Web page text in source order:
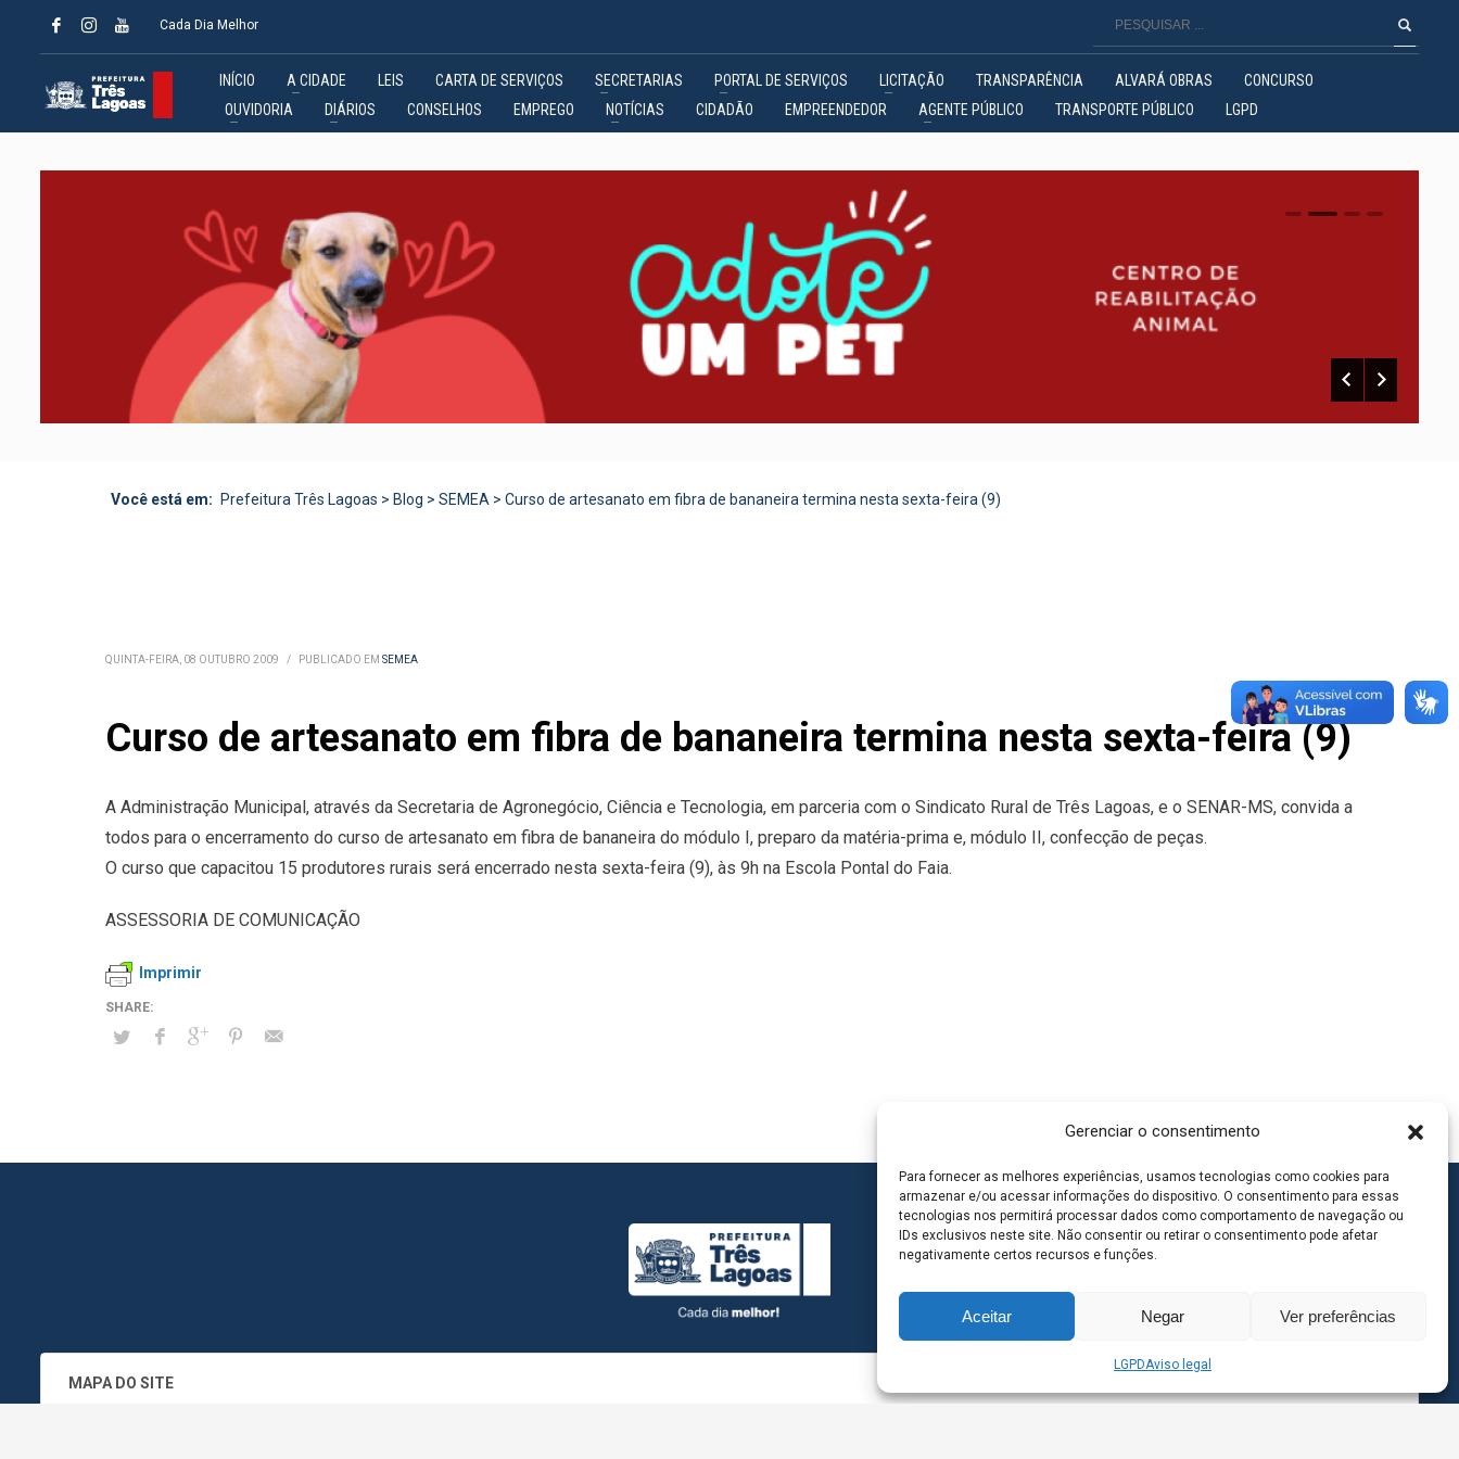
Gerenciar o consentimento
Para fornecer as melhores experiências, usamos tecnologias como cookies para
armazenar e/ou acessar informações do dispositivo. O consentimento para essas
tecnologias nos permitirá processar dados como comportamento de navegação ou
IDs exclusivos neste site. Não consentir ou retirar o consentimento pode afetar
negativamente certos recursos e funções.
Aceitar Negar Ver preferências
LGPDAviso legal
Cada Dia Melhor
INÍCIO A CIDADE LEIS CARTA DE SERVIÇOS SECRETARIAS PORTAL DE SERVIÇOS LICITAÇÃO TRANSPARÊNCIA ALVARÁ OBRAS
CONCURSO
OUVIDORIA
DIÁRIOS CONSELHOS EMPREGO NOTÍCIAS CIDADÃO EMPREENDEDOR AGENTE PÚBLICO TRANSPORTE PÚBLICO LGPD
0 1 2
Você está em: Prefeitura Três Lagoas > Blog > SEMEA > Curso de artesanato em fibra de bananeira termina nesta sexta-feira (9)
QUINTA-FEIRA, 08 OUTUBRO 2009 / PUBLICADO EM SEMEA
Curso de artesanato em fibra de bananeira termina nesta sexta-feira (9)
A Administração Municipal, através da Secretaria de Agronegócio, Ciência e Tecnologia, em parceria com o Sindicato Rural de Três Lagoas, e o SENAR-MS, convida a
todos para o encerramento do curso de artesanato em fibra de bananeira do módulo I, preparo da matéria-prima e, módulo II, confecção de peças.
O curso que capacitou 15 produtores rurais será encerrado nesta sexta-feira (9), às 9h na Escola Pontal do Faia.
ASSESSORIA DE COMUNICAÇÃO
Imprimir
MAPA DO SITE